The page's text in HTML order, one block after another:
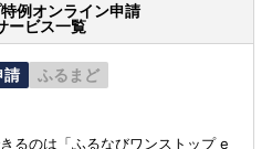
例オンライン申請
ービス一覧
請
ふるまど
るのは「ふるなびワンストップ e